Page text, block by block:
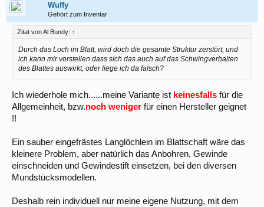
Wuffy
Gehört zum Inventar
Zitat von Al Bundy: ↑
Durch das Loch im Blatt, wird doch die gesamte Struktur zerstört, und
ich kann mir vorstellen dass sich das auch auf das Schwingverhalten
des Blattes auswirkt, oder liege ich da falsch?
Ich wiederhole mich......meine Variante ist keinesfalls für die
Allgemeinheit, bzw.noch weniger für einen Hersteller geignet
!!
Ein sauber eingefrästes Langlöchlein im Blattschaft wäre das
kleinere Problem, aber natürlich das Anbohren, Gewinde
einschneiden und Gewindestift einsetzen, bei den diversen
Mundstücksmodellen.
Deshalb rein individuell nur meine eigene Nutzung, mit dem